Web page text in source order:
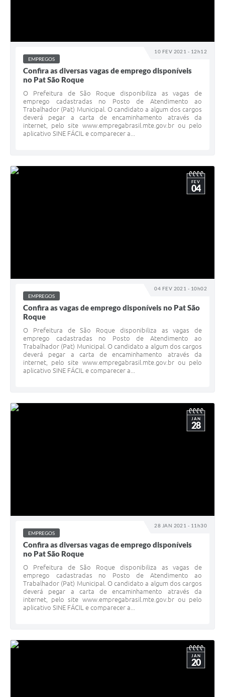
10 FEV 2021 - 12h12
EMPREGOS
Confira as diversas vagas de emprego disponíveis
no Pat São Roque
O Prefeitura de São Roque disponibiliza as vagas de
emprego cadastradas no Posto de Atendimento ao
Trabalhador (Pat) Municipal. O candidato a algum dos cargos
deverá pegar a carta de encaminhamento através da
internet, pelo site www.empregabrasil.mte.gov.br ou pelo
aplicativo SINE FÁCIL e comparecer a...
04 FEV 2021 - 10h02
FEV
04
EMPREGOS
Confira as vagas de emprego disponíveis no Pat São
Roque
O Prefeitura de São Roque disponibiliza as vagas de
emprego cadastradas no Posto de Atendimento ao
Trabalhador (Pat) Municipal. O candidato a algum dos cargos
deverá pegar a carta de encaminhamento através da
internet, pelo site www.empregabrasil.mte.gov.br ou pelo
aplicativo SINE FÁCIL e comparecer a...
28 JAN 2021 - 11h30
JAN
28
EMPREGOS
Confira as diversas vagas de emprego disponíveis
no Pat São Roque
O Prefeitura de São Roque disponibiliza as vagas de
emprego cadastradas no Posto de Atendimento ao
Trabalhador (Pat) Municipal. O candidato a algum dos cargos
deverá pegar a carta de encaminhamento através da
internet, pelo site www.empregabrasil.mte.gov.br ou pelo
aplicativo SINE FÁCIL e comparecer a...
JAN
20